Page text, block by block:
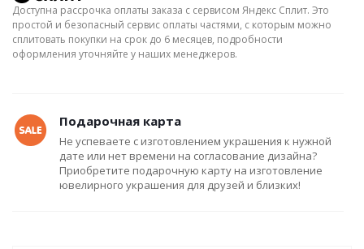
Доступна рассрочка оплаты заказа с сервисом Яндекс Сплит. Это
простой и безопасный сервис оплаты частями, с которым можно
сплитовать покупки на срок до 6 месяцев, подробности
оформления уточняйте у наших менеджеров.
Подарочная карта
Не успеваете с изготовлением украшения к нужной
дате или нет времени на согласование дизайна?
Приобретите подарочную карту на изготовление
ювелирного украшения для друзей и близких!